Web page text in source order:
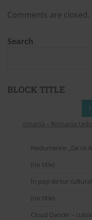
Comments are closed.
Search
BLOCK TITLE
Romania – Romania
Nedumerire: „De ce
(no title)
În pași de tur
(no title)
Cloud Dancer –